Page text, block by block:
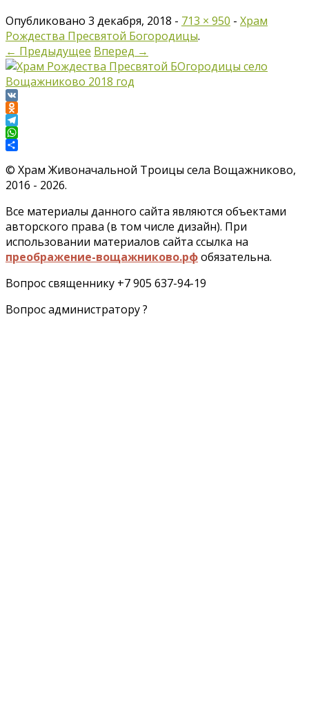
Опубликовано 3 декабря, 2018 - 713 × 950 - Храм
Рождества Пресвятой Богородицы.
← Предыдущее Вперед →
VK
Odnoklassniki
Telegram
WhatsApp
© Храм Живоначальной Троицы села Вощажниково,
2016 - 2026.
Все материалы данного сайта являются объектами
авторского права (в том числе дизайн). При
использовании материалов сайта ссылка на
преображение-вощажниково.рфобязательна.
Вопрос священнику +7 905 637-94-19
Вопрос администратору ?